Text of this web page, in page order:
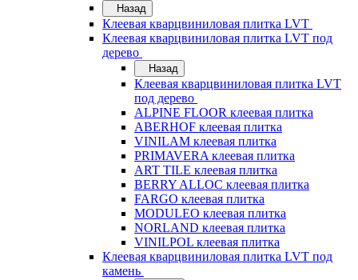
Назад
Клеевая кварцвиниловая плитка LVT
Клеевая кварцвиниловая плитка LVT под
дерево
Назад
Клеевая кварцвиниловая плитка LVT
под дерево
ALPINE FLOOR клеевая плитка
ABERHOF клеевая плитка
VINILAM клеевая плитка
PRIMAVERA клеевая плитка
ART TILE клеевая плитка
BERRY ALLOC клеевая плитка
FARGO клеевая плитка
MODULEO клеевая плитка
NORLAND клеевая плитка
VINILPOL клеевая плитка
Клеевая кварцвиниловая плитка LVT под
камень